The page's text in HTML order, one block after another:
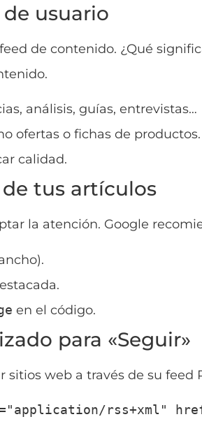
de usuario
de contenido. ¿Qué
análisis, guías, entrevistas…
ofertas o fichas de productos.
calidad.
tus artículos
la atención. Google
en el código.
para «Seguir»
web a través de su feed
rss+xml"